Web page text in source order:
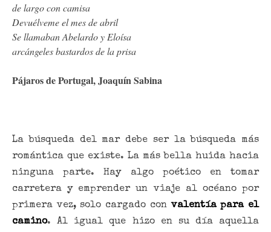
de largo con camisa
Devuélveme el mes de abril
Se llamaban Abelardo y Eloísa
arcángeles bastardos de la prisa
Pájaros de Portugal, Joaquín Sabina
La búsqueda del mar debe ser la búsqueda más
romántica que existe. La más bella huida hacia
ninguna parte. Hay algo poético en tomar
carretera y emprender un viaje al océano por
primera vez, solo cargado convalentía para el
camino. Al igual que hizo en su día aquella